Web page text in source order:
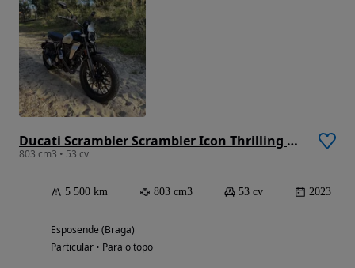
Ducati Scrambler Scrambler Icon Thrilling Black
803 cm3 • 53 cv
5 500 km 803 cm3 53 cv 2023
Esposende (Braga)
Particular • Para o topo